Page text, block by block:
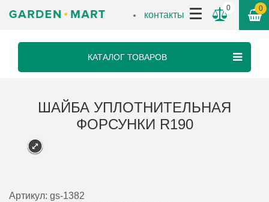
контакты
0 0
КАТАЛОГ ТОВАРОВ
ШАЙБА УПЛОТНИТЕЛЬНАЯ
ФОРСУНКИ R190
Артикул: gs-1382